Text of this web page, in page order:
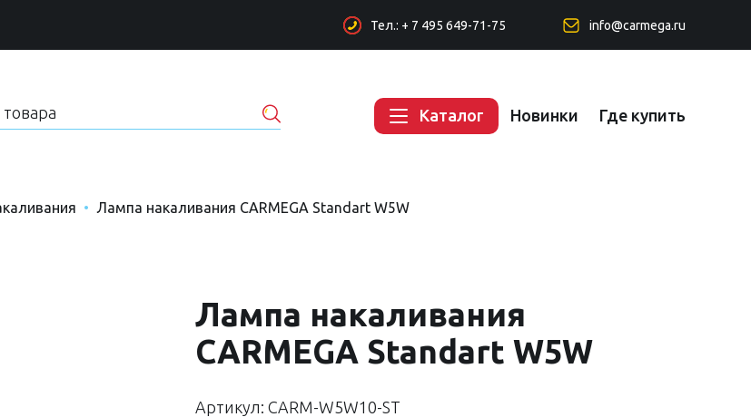
Тел.: + 7 495 649-71-75 info@carmega.ru
Каталог Новинки Где купить
Лампа накаливания CARMEGA Standart W5W
Лампа накаливания
CARMEGA Standart W5W
Артикул: CARM-W5W10-ST